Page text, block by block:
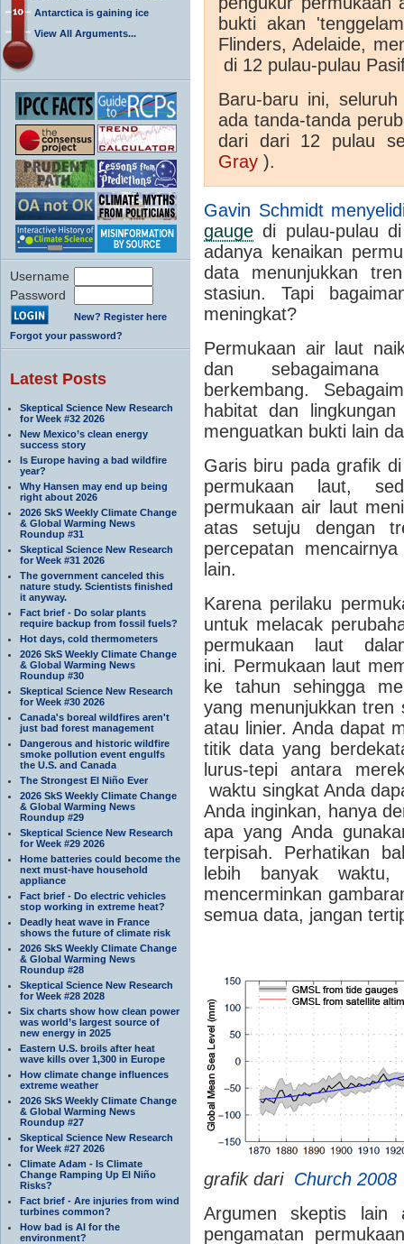
Antarctica is gaining ice
View All Arguments...
Username
Password
New? Register here
Forgot your password?
Latest Posts
Skeptical Science New Research
for Week #32 2026
New Mexico’s clean energy
success story
Is Europe having a bad wildfire
year?
Why Hansen may end up being
right about 2026
2026 SkS Weekly Climate Change
& Global Warming News
Roundup #31
Skeptical Science New Research
for Week #31 2026
The government canceled this
nature study. Scientists finished
it anyway.
Fact brief - Do solar plants
require backup from fossil fuels?
Hot days, cold thermometers
2026 SkS Weekly Climate Change
& Global Warming News
Roundup #30
Skeptical Science New Research
for Week #30 2026
Canada's boreal wildfires aren't
just bad forest management
Dangerous and historic wildfire
smoke pollution event engulfs
the U.S. and Canada
The Strongest El Niño Ever
2026 SkS Weekly Climate Change
& Global Warming News
Roundup #29
Skeptical Science New Research
for Week #29 2026
Home batteries could become the
next must-have household
appliance
Fact brief - Do electric vehicles
stop working in extreme heat?
Deadly heat wave in France
shows the future of climate risk
2026 SkS Weekly Climate Change
& Global Warming News
Roundup #28
Skeptical Science New Research
for Week #28 2028
Six charts show how clean power
was world’s largest source of
new energy in 2025
Eastern U.S. broils after heat
wave kills over 1,300 in Europe
How climate change influences
extreme weather
2026 SkS Weekly Climate Change
& Global Warming News
Roundup #27
Skeptical Science New Research
for Week #27 2026
Climate Adam - Is Climate
Change Ramping Up El Niño
Risks?
Fact brief - Are injuries from wind
turbines common?
How bad is AI for the
environment?
bukti akan
Flinders, Adelaide,
di 12 pulau-pulau
Baru-baru ini,
ada tanda-tanda
dari dari 12 pulau
Gray ).
Gavin Schmidt
gauge di pulau-pulau
adanya kenaikan
data menunjukkan
stasiun.
Tapi
meningkat?
Permukaan air laut
dan
berkembang.
habitat dan
menguatkan bukti lain
Garis biru pada grafik
permukaan laut,
permukaan air laut
atas setuju dengan
percepatan
lain.
Karena perilaku
untuk melacak
permukaan laut
ini. Permukaan laut
ke tahun sehingga
yang menunjukkan tren
atau linier. Anda dapat
titik data yang
lurus-tepi antara
waktu singkat Anda
Anda inginkan, hanya
apa yang Anda
terpisah.
Perhatikan
lebih banyak
mencerminkan
semua data, jangan
grafik dari Church 2008
Argumen skeptis lain
pengamatan